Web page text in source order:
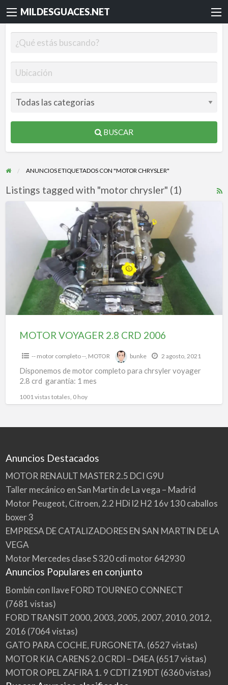
MILDESGUACES.NET
BUSCAR
ANUNCIOS ETIQUETADOS CON "MOTOR CHRYSLER"
Listings tagged with "motor chrysler" (1)
MOTOR
VOYAGER
MOTOR VOYAGER 2.8 CRD 2006
-- motor completo --, MOTOR bunke 2 agosto, 2021
Disponemos de motor completo para chrsyler voyager
2.8 crd garantía: 1 mes
1001 vistas totales, 0 hoy
Anuncios Destacados
MOTOR RENAULT MASTER 2.5 DCI G9U
Taller mecánico en San Martin de La vega – Madrid
Motor Peugeot, Citroen, 2.2 HDi l2 H2 16v 130 caballos
boxer 3
EMPRESA DE CATALIZADORES EN SAN MARTIN DE LA
VEGA
Motor Mercedes clase S 320 cdi motor 642930
Anuncios Populares en conjunto
Bombín con llave FORD TOURNEO CONNECT
(7681 vistas)
FORD TRANSIT 2000, 2003, 2005, 2007, 2010, 2012,
2016 (7064 vistas)
GATO PARA COCHE, FURGONETA. (6527 vistas)
MOTOR KIA CARENS 2.0 CRDI – D4EA (6517 vistas)
MOTOR OPEL ZAFIRA 1. 9 CDTI Z19DT (6360 vistas)